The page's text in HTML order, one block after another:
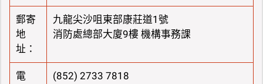
郵寄
地
址：
九龍尖沙咀東部康莊道1號
消防處總部大廈9樓 機構事務課
電
(852) 2733 7818